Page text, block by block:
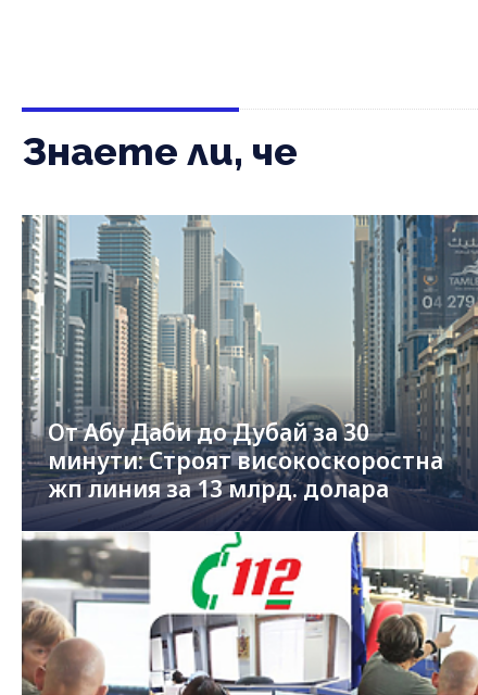
Знаете ли, че
От Абу Даби до Дубай за 30
минути: Строят високоскоростна
жп линия за 13 млрд. долара